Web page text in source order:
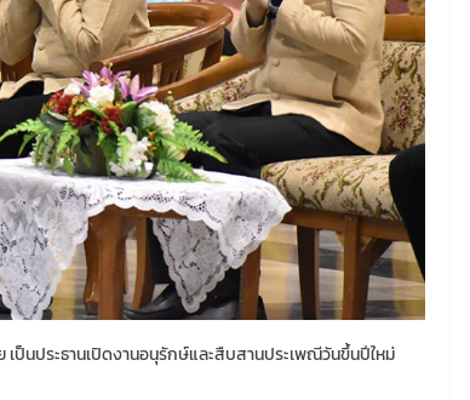
ป็นประธานเปิดงานอนุรักษ์และสืบสานประเพณีวันขึ้นปีใหม่